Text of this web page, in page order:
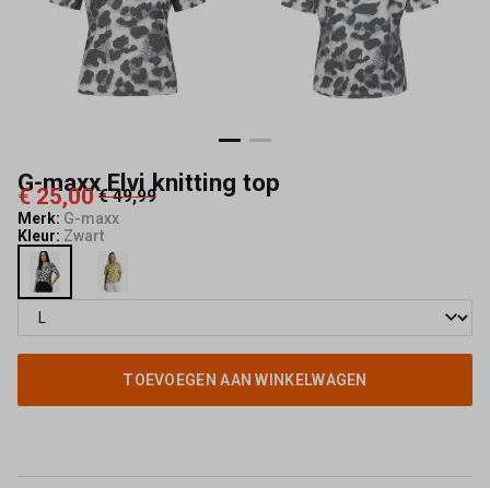
G-maxx Elvi knitting top
€ 25,00 € 49,99
Merk: G-maxx
Kleur: Zwart
TOEVOEGEN AAN WINKELWAGEN